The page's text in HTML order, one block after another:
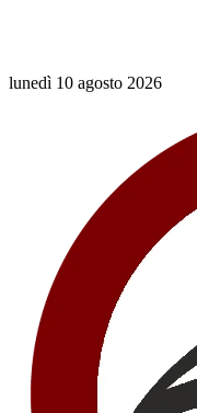
lunedì 10 agosto 2026